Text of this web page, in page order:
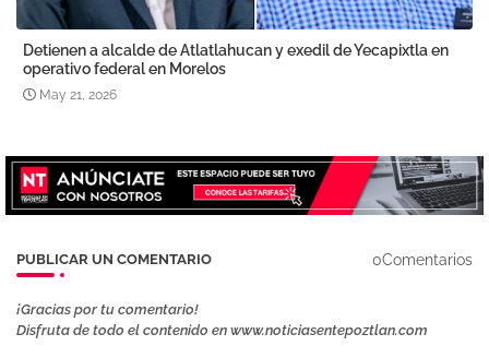
Detienen a alcalde de Atlatlahucan y exedil de Yecapixtla en
operativo federal en Morelos
May 21, 2026
PUBLICAR UN COMENTARIO 0Comentarios
¡Gracias por tu comentario!
Disfruta de todo el contenido en www.noticiasentepoztlan.com